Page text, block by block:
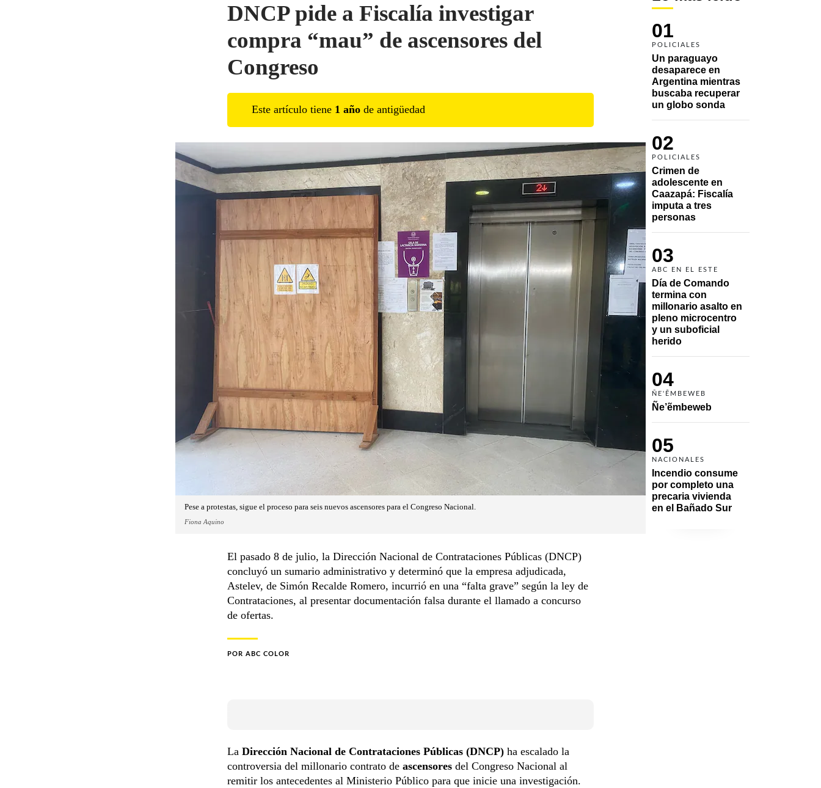
01
POLICIALES
Un paraguayo
desaparece en
Argentina mientras
buscaba recuperar
un globo sonda
02
POLICIALES
Crimen de
adolescente en
Caazapá: Fiscalía
imputa a tres
personas
03
ABC EN EL ESTE
Día de Comando
termina con
millonario asalto en
pleno microcentro
y un suboficial
herido
04
ÑE'ẼMBEWEB
Ñe’ẽmbeweb
05
NACIONALES
Incendio consume
por completo una
precaria vivienda
en el Bañado Sur
DNCP pide a Fiscalía investigar
compra “mau” de ascensores del
Congreso
Este artículo tiene 1 año de antigüedad
Pese a protestas, sigue el proceso para seis nuevos ascensores para el Congreso Nacional.
Fiona Aquino
El pasado 8 de julio, la Dirección Nacional de Contrataciones Públicas (DNCP)
concluyó un sumario administrativo y determinó que la empresa adjudicada,
Astelev, de Simón Recalde Romero, incurrió en una “falta grave” según la ley de
Contrataciones, al presentar documentación falsa durante el llamado a concurso
de ofertas.
POR ABC COLOR
La Dirección Nacional de Contrataciones Públicas (DNCP) ha escalado la
controversia del millonario contrato de ascensores del Congreso Nacional al
remitir los antecedentes al Ministerio Público para que inicie una investigación.